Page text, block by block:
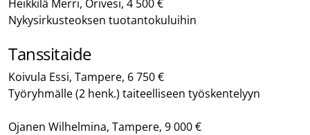
Heikkilä Merri, Orivesi, 4 500 €
Nykysirkusteoksen tuotantokuluihin
Tanssitaide
Koivula Essi, Tampere, 6 750 €
Työryhmälle (2 henk.) taiteelliseen työskentelyyn
Ojanen Wilhelmina, Tampere, 9 000 €